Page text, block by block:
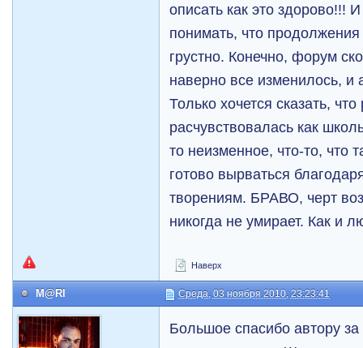
описать как это здорово!!!
понимать, что продолжения
грустно. Конечно, форум
наверно все изменилось, и
Только хочется сказать,
расчувствовалась как
то неизменное, что-то, что
готово вырваться
творениям. БРАВО, черт
никогда не умирает. Как и
Наверх
M@RI Среда, 03 ноября 2010, 23:23:41
Большое спасибо автору